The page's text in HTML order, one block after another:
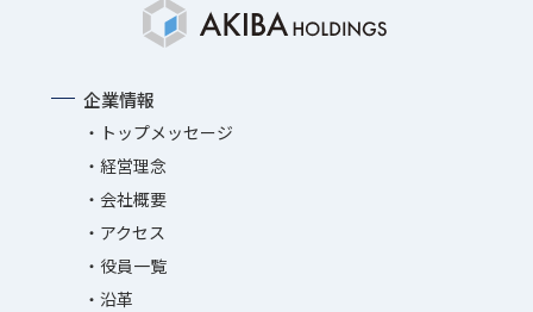
企業情報
トップメッセージ
経営理念
会社概要
アクセス
役員一覧
沿革